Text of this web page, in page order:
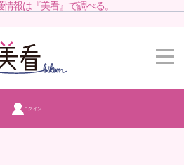
報は『美看』で調べる。
ログイン